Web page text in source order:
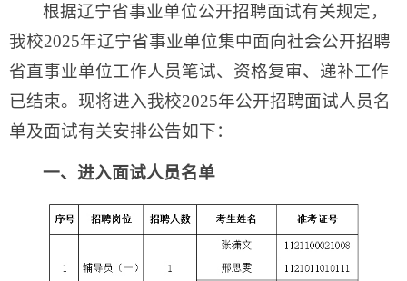
根据辽宁省事业单位公开招聘面试有关规定，
我校2025年辽宁省事业单位集中面向社会公开招聘
省直事业单位工作人员笔试、资格复审、递补工作
已结束。现将进入我校2025年公开招聘面试人员名
单及面试有关安排公告如下：
一、进入面试人员名单